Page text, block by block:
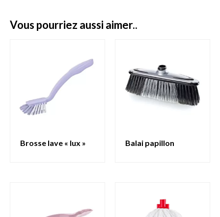
vous pourriez aussi aimer..
brosse lave « lux » balai papillon